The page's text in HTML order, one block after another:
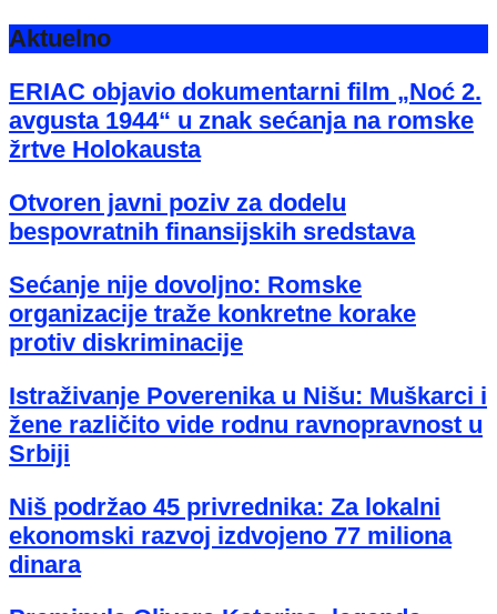
Aktuelno
ERIAC objavio dokumentarni film „Noć 2.
avgusta 1944“ u znak sećanja na romske
žrtve Holokausta
Otvoren javni poziv za dodelu
bespovratnih finansijskih sredstava
Sećanje nije dovoljno: Romske
organizacije traže konkretne korake
protiv diskriminacije
Istraživanje Poverenika u Nišu: Muškarci i
žene različito vide rodnu ravnopravnost u
Srbiji
Niš podržao 45 privrednika: Za lokalni
ekonomski razvoj izdvojeno 77 miliona
dinara